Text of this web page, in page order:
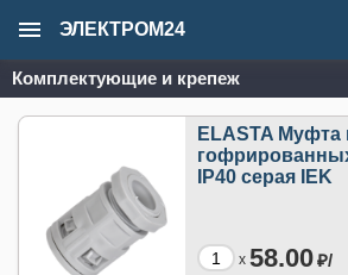
ЭЛЕКТРОМ24
Комплектующие и крепеж
ELASTA Муфта
IP40 серая IEK
x 58.00₽/